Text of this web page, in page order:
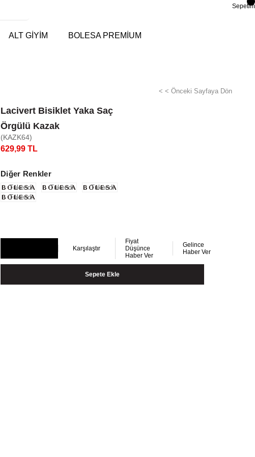
Sepetim
ALT GİYİM BOLESA PREMİUM
< < Önceki Sayfaya Dön
Lacivert Bisiklet Yaka Saç
Örgülü Kazak
(KAZK64)
629,99 TL
Diğer Renkler
Tükendi Tükendi
Tükendi
Tükendi
Karşılaştır
Fiyat
Düşünce
Haber Ver
Gelince
Haber Ver